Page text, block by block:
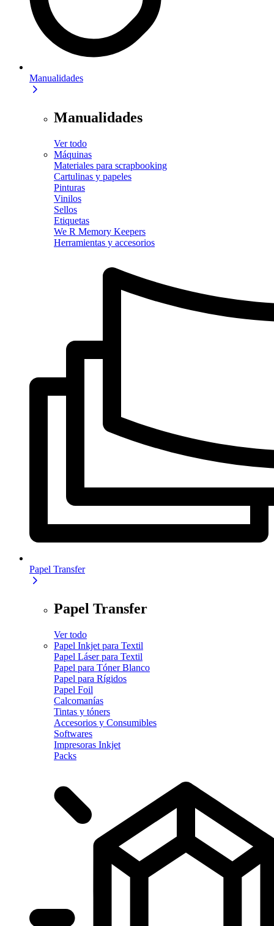
Manualidades
Manualidades
Ver todo
Máquinas
Materiales para scrapbooking
Cartulinas y papeles
Pinturas
Vinilos
Sellos
Etiquetas
We R Memory Keepers
Herramientas y accesorios
Papel Transfer
Papel Transfer
Ver todo
Papel Inkjet para Textil
Papel Láser para Textil
Papel para Tóner Blanco
Papel para Rígidos
Papel Foil
Calcomanías
Tintas y tóners
Accesorios y Consumibles
Softwares
Impresoras Inkjet
Packs